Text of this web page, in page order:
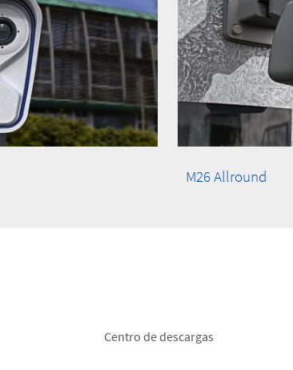
M26 Allround
Footer
Centro de descargas